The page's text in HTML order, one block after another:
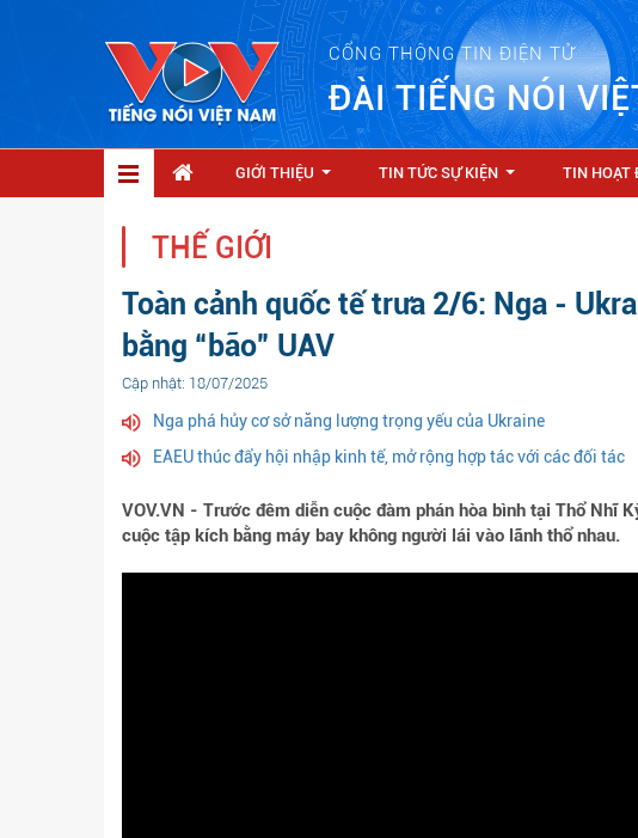
CỔNG THÔNG TIN ĐIỆN TỬ
ĐÀI TIẾNG NÓI
GIỚI THIỆU TIN TỨC SỰ KIỆN TIN HOẠT
THẾ GIỚI
Toàn cảnh quốc tế trưa 2/6: Nga -
bằng “bão” UAV
Cập nhật: 18/07/2025
Nga phá hủy cơ sở năng lượng trọng yếu của Ukraine
EAEU thúc đẩy hội nhập kinh tế, mở rộng hợp tác với các đối tác
VOV.VN - Trước đêm diễn cuộc đàm phán hòa bình tại Thổ Nhĩ
cuộc tập kích bằng máy bay không người lái vào lãnh thổ nhau.